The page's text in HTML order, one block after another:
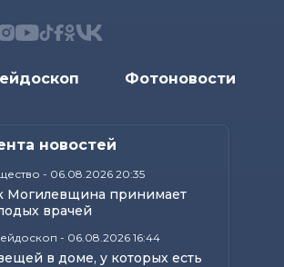
Фотоновости
новостей
- 06.08.2026 20:35
Могилевщина принимает
врачей
- 06.08.2026 16:44
в доме, у которых есть